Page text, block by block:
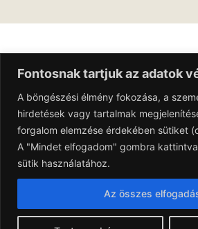
Fontosnak tartjuk az adatok
A böngészési élmény fokozása, a
hirdetések vagy tartalmak
forgalom elemzése érdekében sütiket
A "Mindet elfogadom" gombra
sütik használatához.
Az összes